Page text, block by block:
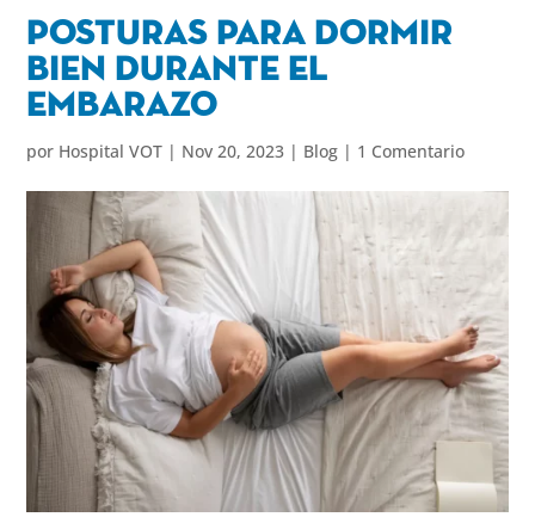
Posturas para dormir
bien durante el
embarazo
por Hospital VOT | Nov 20, 2023 | Blog | 1 Comentario